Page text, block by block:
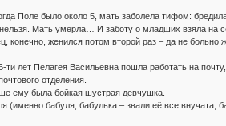
Поле было около 5, мать заболела тифом:
Мать умерла… И заботу о младших взяла на
женился потом второй раз – да не
лет Пелагея Васильевна пошла работать на
отделения.
ему была бойкая шустрая девчушка.
бабуля, бабулька – звали её все внучата,